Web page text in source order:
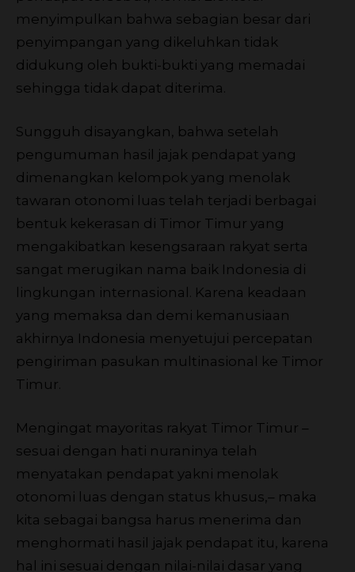
menyimpulkan bahwa sebagian besar dari
penyimpangan yang dikeluhkan tidak
didukung oleh bukti-bukti yang memadai
sehingga tidak dapat diterima.
Sungguh disayangkan, bahwa setelah
pengumuman hasil jajak pendapat yang
dimenangkan kelompok yang menolak
tawaran otonomi luas telah terjadi berbagai
bentuk kekerasan di Timor Timur yang
mengakibatkan kesengsaraan rakyat serta
sangat merugikan nama baik Indonesia di
lingkungan internasional. Karena keadaan
yang memaksa dan demi kemanusiaan
akhirnya Indonesia menyetujui percepatan
pengiriman pasukan multinasional ke Timor
Timur.
Mengingat mayoritas rakyat Timor Timur –
sesuai dengan hati nuraninya telah
menyatakan pendapat yakni menolak
otonomi luas dengan status khusus,– maka
kita sebagai bangsa harus menerima dan
menghormati hasil jajak pendapat itu, karena
hal ini sesuai dengan nilai-nilai dasar yang